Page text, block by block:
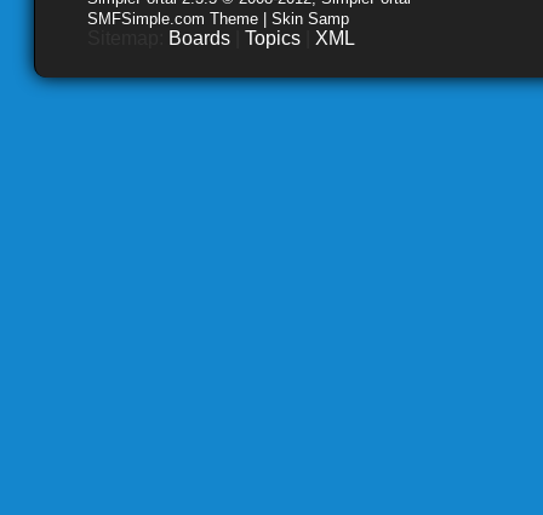
SMFSimple.com Theme | Skin Samp
Boards Topics XML